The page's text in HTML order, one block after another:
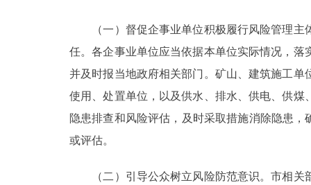
（一）督促企事业单位积极履行风险管理主
任。各企事业单位应当依据本单位实际情况，
并及时报当地政府相关部门。矿山、建筑施工
使用、处置单位，以及供水、排水、供电、供
隐患排查和风险评估，及时采取措施消除隐患
或评估。
（二）引导公众树立风险防范意识。市相关